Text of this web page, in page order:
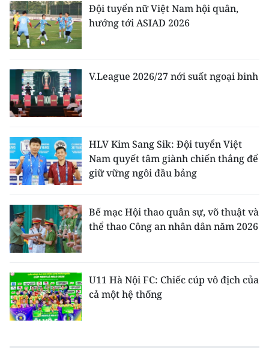
Đội tuyển nữ Việt Nam hội quân,
hướng tới ASIAD 2026
V.League 2026/27 nới suất ngoại binh
HLV Kim Sang Sik: Đội tuyển Việt
Nam quyết tâm giành chiến thắng để
giữ vững ngôi đầu bảng
Bế mạc Hội thao quân sự, võ thuật và
thể thao Công an nhân dân năm 2026
U11 Hà Nội FC: Chiếc cúp vô địch của
cả một hệ thống